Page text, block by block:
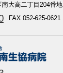
大高二丁目204番地
FAX 052-625-0621